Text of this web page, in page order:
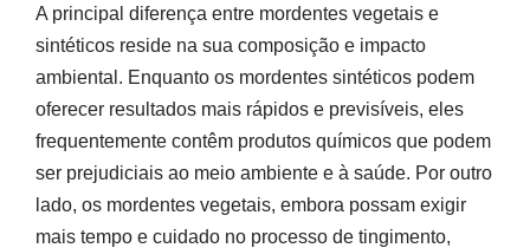
A principal diferença entre mordentes vegetais e
sintéticos reside na sua composição e impacto
ambiental. Enquanto os mordentes sintéticos podem
oferecer resultados mais rápidos e previsíveis, eles
frequentemente contêm produtos químicos que podem
ser prejudiciais ao meio ambiente e à saúde. Por outro
lado, os mordentes vegetais, embora possam exigir
mais tempo e cuidado no processo de tingimento,